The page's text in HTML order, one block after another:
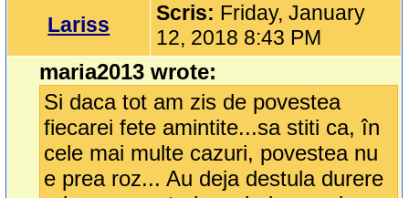
Lariss Scris: Friday, January
12, 2018 8:43 PM
maria2013 wrote:
Si daca tot am zis de povestea
fiecarei fete amintite...sa stiti ca, în
cele mai multe cazuri, povestea nu
e prea roz... Au deja destula durere